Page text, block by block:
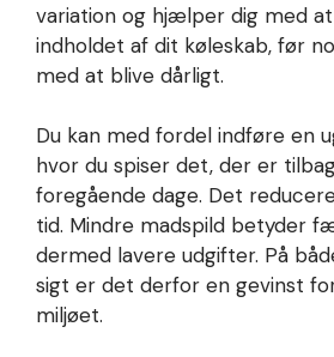
variation og hjælper dig med
indholdet af dit køleskab, før
med at blive dårligt.
Du kan med fordel indføre en
hvor du spiser det, der er
foregående dage. Det
tid. Mindre madspild betyder
dermed lavere udgifter. På
sigt er det derfor en gevinst
miljøet.